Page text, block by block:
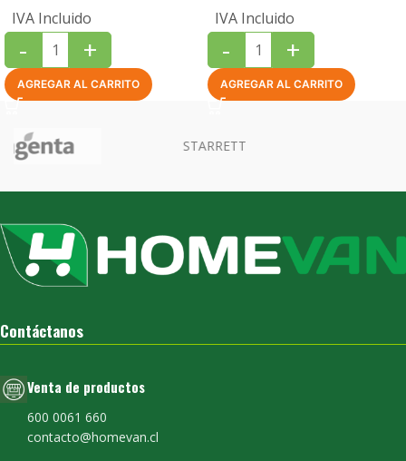
IVA Incluido
- +
AGREGAR AL CARRITO
IVA Incluido
- +
AGREGAR AL CARRITO
Contáctanos
Venta de productos
600 0061 660
contacto@homevan.cl